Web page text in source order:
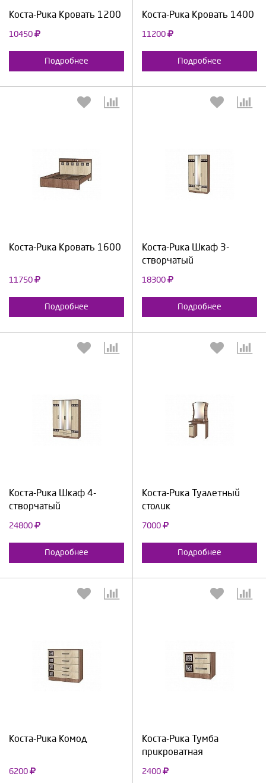
Коста-Рика Кровать 1200
10450
Подробнее
Коста-Рика Кровать 1400
11200
Подробнее
Коста-Рика Кровать 1600
11750
Подробнее
Выберите количество:
Коста-Рика Шкаф 3-
створчатый
18300
Подробнее
Выберите количество:
Коста-Рика Шкаф 4-
створчатый
24800
Подробнее
Выберите количество:
Коста-Рика Туалетный
столик
7000
Подробнее
Выберите количество:
Коста-Рика Комод
6200
Выберите количество:
Коста-Рика Тумба
прикроватная
2400
Выберите количество: